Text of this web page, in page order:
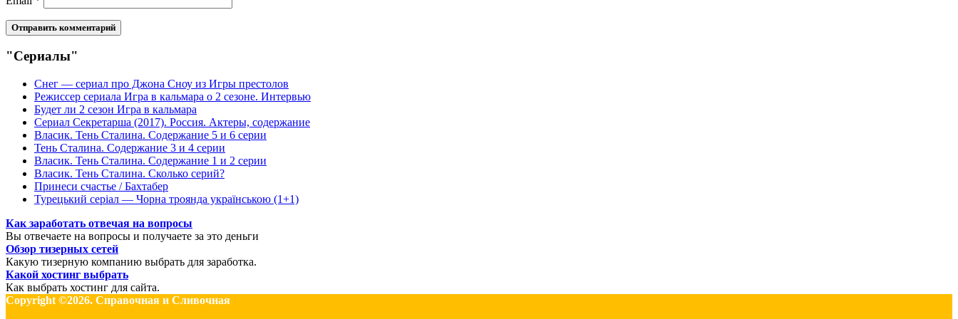
"Сериалы"
Снег — сериал про Джона Сноу из Игры престолов
Режиссер сериала Игра в кальмара о 2 сезоне. Интервью
Будет ли 2 сезон Игра в кальмара
Сериал Секретарша (2017). Россия. Актеры, содержание
Власик. Тень Сталина. Содержание 5 и 6 серии
Тень Сталина. Содержание 3 и 4 серии
Власик. Тень Сталина. Содержание 1 и 2 серии
Власик. Тень Сталина. Сколько серий?
Принеси счастье / Бахтабер
Турецький серіал — Чорна троянда українською (1+1)
Как заработать отвечая на вопросы
Вы отвечаете на вопросы и получаете за это деньги
Обзор тизерных сетей
Какую тизерную компанию выбрать для заработка.
Какой хостинг выбрать
Как выбрать хостинг для сайта.
Copyright ©2026. Справочная и Сливочная